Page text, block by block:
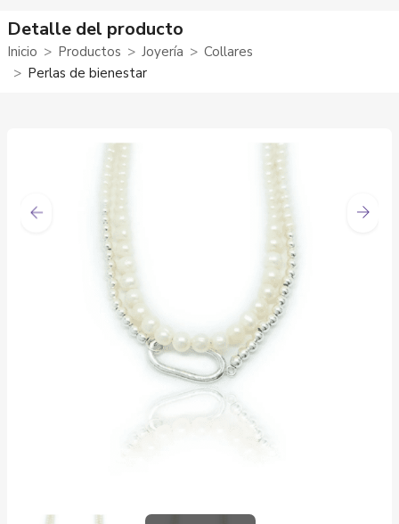
Detalle del producto
Inicio Productos Joyería
Collares
Perlas de bienestar